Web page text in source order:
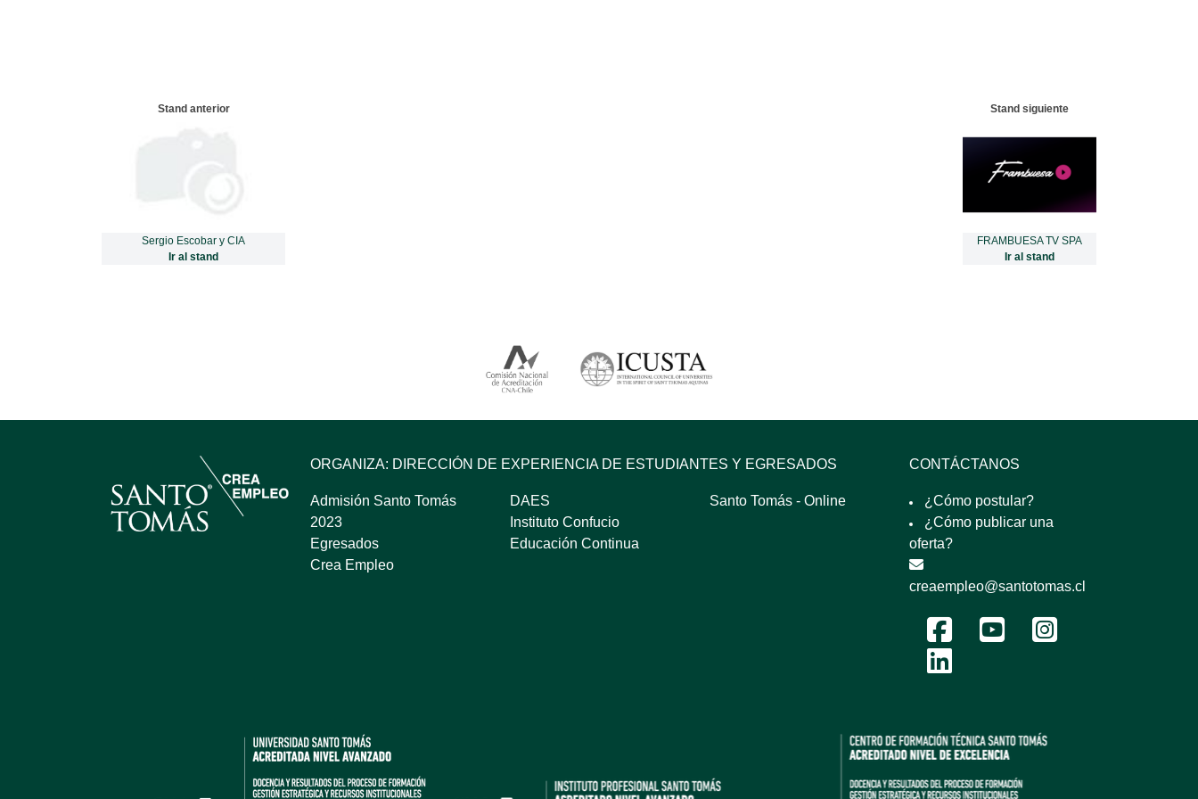
Stand anterior
Sergio Escobar y CIA
Ir al stand
Stand siguiente
FRAMBUESA TV SPA
Ir al stand
ORGANIZA: DIRECCIÓN DE EXPERIENCIA DE ESTUDIANTES Y EGRESADOS
Admisión Santo Tomás
2023
Egresados
Crea Empleo
DAES
Instituto Confucio
Educación Continua
Santo Tomás - Online
CONTÁCTANOS
¿Cómo postular?
¿Cómo publicar una
oferta?
creaempleo@santotomas.cl